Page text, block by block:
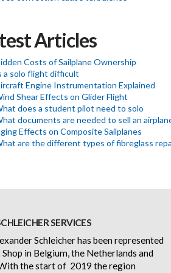
Articles
Costs of Sailplane Ownership
a solo flight difficult
Engine Instrumentation Explained
Shear Effects on Glider Flight
does a student pilot need to solo
documents are needed to sell an
Effects on Composite Sailplanes
are the different types of fibreglass
SERVICES
Schleicher has been represented
in Belgium, the Netherlands and
the start of 2019 the region